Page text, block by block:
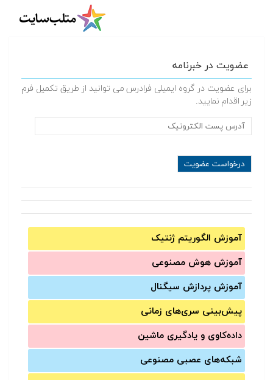
عضویت در خبرنامه
برای عضویت در گروه ایمیلی فرادرس می توانید از طریق تکمیل فرم
زیر اقدام نمایید.
آموزش الگوریتم ژنتیک
آموزش‌ هوش مصنوعی
آموزش‌ پردازش سیگنال
پیش‌‌بینی سری‌‌های زمانی
داده‌کاوی و یادگیری ماشین
شبکه‌های عصبی مصنوعی